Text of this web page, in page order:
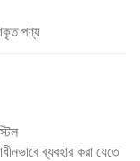
পণ্য
ব্যবহার করা যেতে